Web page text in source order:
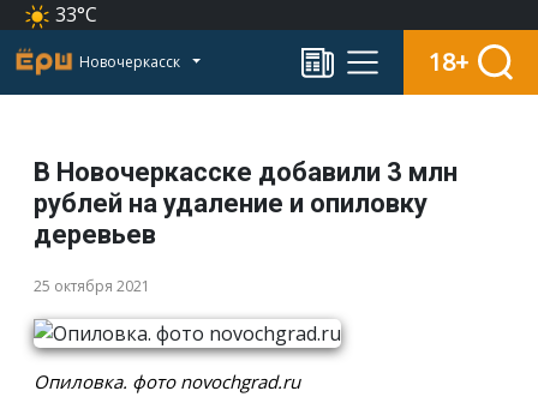
33°C
Новочеркасск 18+
В Новочеркасске добавили 3 млн
рублей на удаление и опиловку
деревьев
25 октября 2021
Опиловка. фото novochgrad.ru